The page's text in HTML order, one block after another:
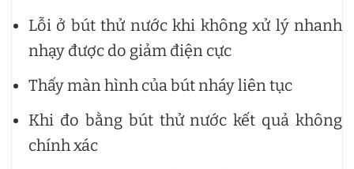
Lỗi ở bút thử nước khi không xử lý nhanh
nhạy được do giảm điện cực
Thấy màn hình của bút nháy liên tục
Khi đo bằng bút thử nước kết quả không
chính xác